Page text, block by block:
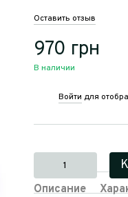
Оставить отзыв
970 грн
В наличии
Войти для
Описание